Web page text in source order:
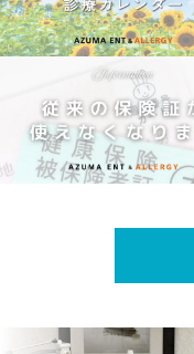
睡眠障害内科